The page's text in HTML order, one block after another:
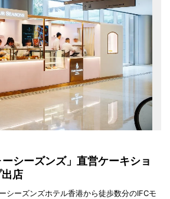
シーズンズ」直営ケーキショ
店
シーズンズホテル香港から徒歩数分のIFCモ